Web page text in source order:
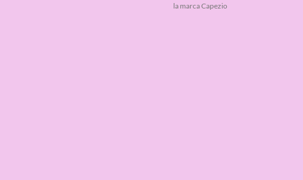
la marca Capezio